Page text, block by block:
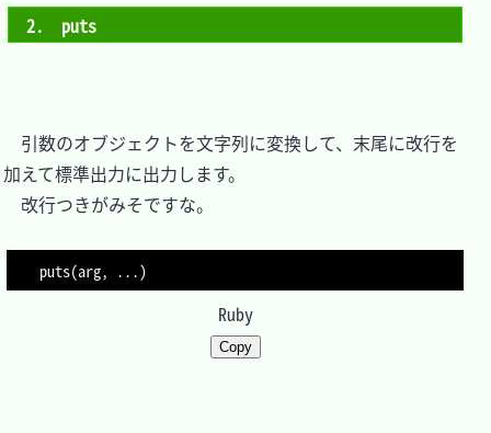
2.　puts
引数のオブジェクトを文字列に変換して、末尾に改行を
加えて標準出力に出力します。
改行つきがみそですな。
puts(arg, ...)
Ruby
Copy